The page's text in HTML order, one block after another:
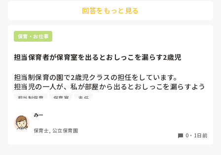
床から支えなしに立ち上がりにくくなり、痛みが走ります。
自転車通勤ですが、それも、膝や太ももに痛みが来始めまし
た。
今は８月。
家でもやることはあります。
日常生活すら支障をきたすほどになりました。
椅子に座って作業をすれば？
と、園で言われました。
なので、子ども椅子程度の高さの踏み台に座って、試してみ
用したり、抱っこや重い作業は周囲の先生に相談して頼むよう
回答をもっと見る
保育・お仕事
担当保育者が保育室を出るとおしっこを漏らす2歳児
担当制保育の園で2歳児クラスの担任をしています。
担当児の一人が、私が部屋から出るとおしっこを漏らすよう
になりました。
4月から私への執着が強かったのですが、特に寝かしつけの
時に私がそばに行かないと繰り返し大きい声で呼んだり私が
寝かしつけしている子にちょっかいを出したり、何回もトイ
担当制保育 保育室 主任
みー
保育士, 公立保育園
0 ・ 1日前